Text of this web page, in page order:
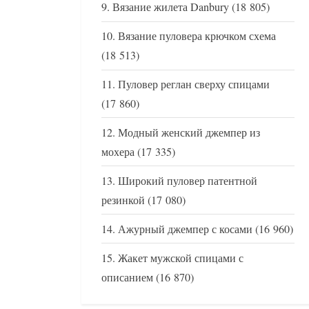
Вязание жилета Danbury(18 805)
Вязание пуловера крючком схема
(18 513)
Пуловер реглан сверху спицами
(17 860)
Модный женский джемпер из
мохера(17 335)
Широкий пуловер патентной
резинкой (17 080)
Ажурный джемпер с косами (16 960)
Жакет мужской спицами с
описанием(16 870)